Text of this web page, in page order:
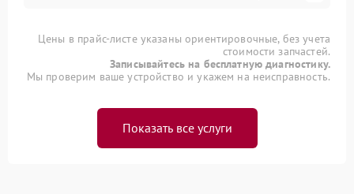
Цены в прайс-листе указаны ориентировочные, без учета
стоимости запчастей.
Записывайтесь на бесплатную диагностику.
Мы проверим ваше устройство и укажем на неисправность.
Показать все услуги